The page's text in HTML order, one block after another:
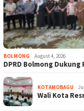
BOLMONG August 4, 2026
DPRD Bolmong
KOTAMOBAGU
Wali Kota